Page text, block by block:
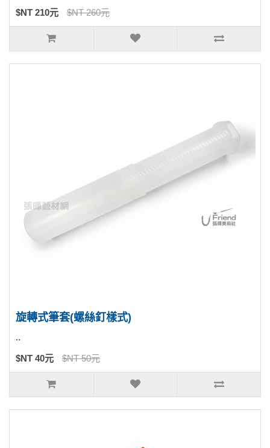
$NT 210元 $NT 260元
旋轉式筆套(螺絲釘樣式)
..
$NT 40元 $NT 50元